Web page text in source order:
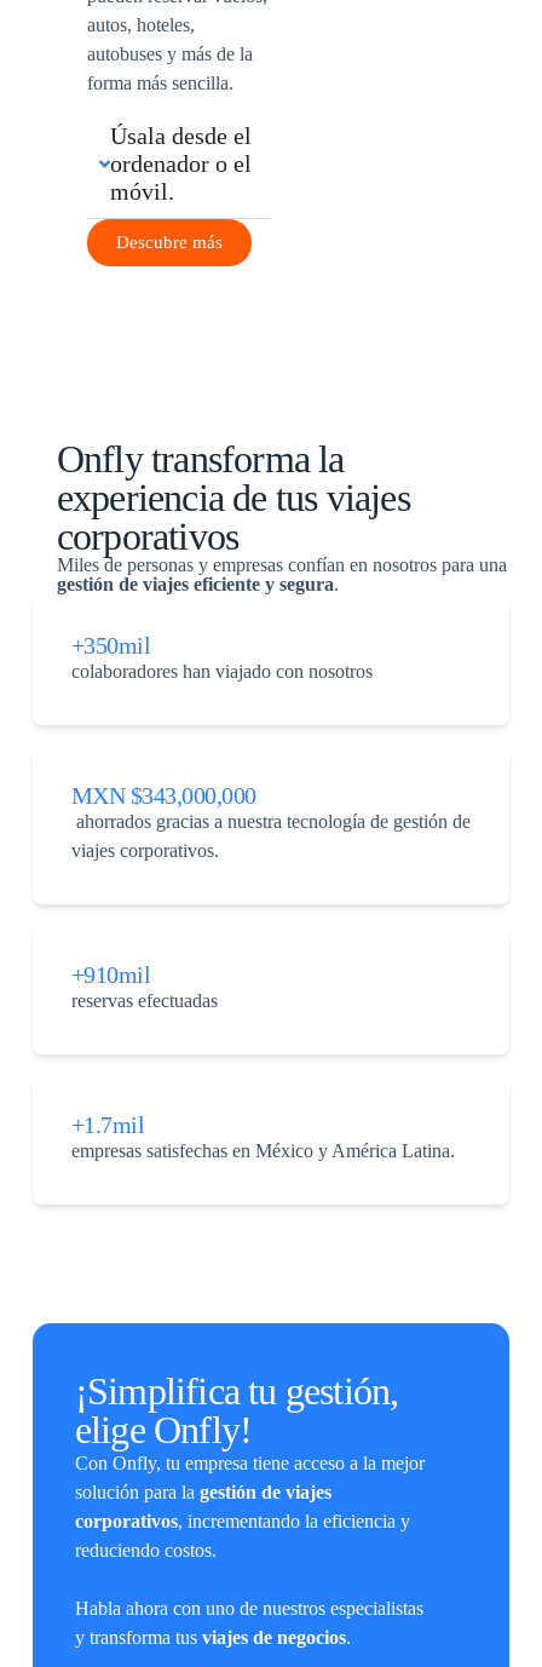
autos, hoteles,
autobuses y más de la
forma más sencilla.
Úsala desde el
ordenador o el
móvil.
Descubre más
Onfly transforma la
experiencia de tus viajes
corporativos
Miles de personas y empresas confían en nosotros para una
gestión de viajeseficiente y segura.
+350mil
colaboradores han viajado con nosotros
MXN $343,000,000
ahorrados gracias a nuestra tecnología de gestión de
viajes corporativos.
+910mil
reservas efectuadas
+1.7mil
empresas satisfechas en México y América Latina.
¡Simplifica tu gestión,
elige Onfly!
Con Onfly, tu empresa tiene acceso a la mejor
solución para la gestión de viajes
corporativos, incrementando la eficiencia y
reduciendo costos.
Habla ahora con uno de nuestros especialistas
y transforma tus viajes de negocios.